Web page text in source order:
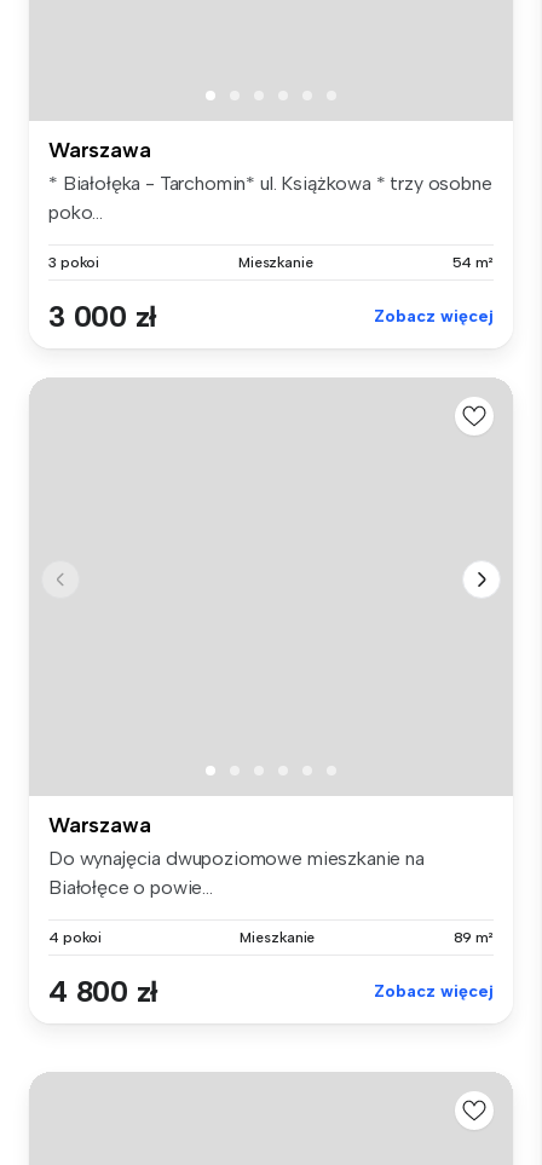
Warszawa
* Białołęka - Tarchomin* ul. Książkowa * trzy osobne
poko...
3 pokoi Mieszkanie 54 m²
3 000 zł Zobacz więcej
Warszawa
Do wynajęcia dwupoziomowe mieszkanie na
Białołęce o powie...
4 pokoi Mieszkanie 89 m²
4 800 zł Zobacz więcej